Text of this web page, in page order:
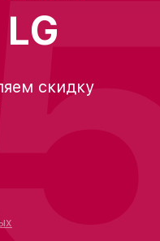
скидку